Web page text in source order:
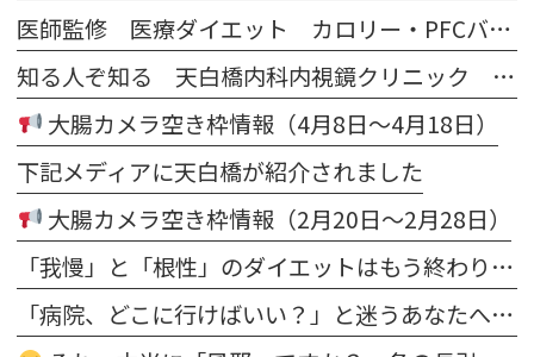
医師監修 医療ダイエット カロリー・PFCバランス計算シート
知る人ぞ知る 天白橋内科内視鏡クリニック マスコット テンパクノダギツネ イラスト
大腸カメラ空き枠情報（4月8日～4月18日）
下記メディアに天白橋が紹介されました
大腸カメラ空き枠情報（2月20日～2月28日）
「我慢」と「根性」のダイエットはもう終わり。医師が寄り添う“科学的な減量”で、理想の自分を今度こそ手に入れる
「病院、どこに行けばいい？」と迷うあなたへ。内科・発熱からダイエット・脱毛まで“まとめて相談できる”新しいクリニックのカタチ